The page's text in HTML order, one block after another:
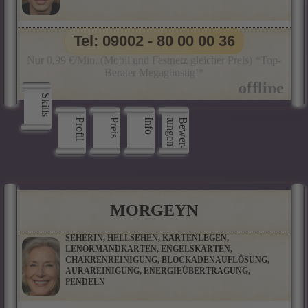
Skills
Profil
Preis Info B
e
w
e
r
­
t
u
n
g
e
n
Tel: 09002 - 80 00 00 36
MORGEYN
SEHERIN, HELLSEHEN, KARTENLEGEN,
LENORMANDKARTEN, ENGELSKARTEN,
CHAKRENREINIGUNG, BLOCKADENAUFLÖSUNG,
AURAREINIGUNG, ENERGIEÜBERTRAGUNG,
PENDELN